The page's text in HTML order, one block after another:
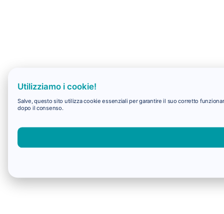
Utilizziamo i cookie!
Salve, questo sito utilizza cookie essenziali per garantire il suo corretto
dopo il consenso.